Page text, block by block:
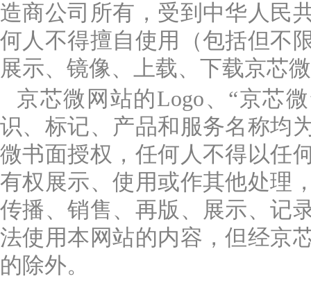
造商公司所有，受到中华人民
何人不得擅自使用（包括但不
展示、镜像、上载、下载京芯
京芯微网站的Logo、“京芯
识、标记、产品和服务名称均
微书面授权，任何人不得以任
有权展示、使用或作其他处理
传播、销售、再版、展示、记
法使用本网站的内容，但经京
的除外。